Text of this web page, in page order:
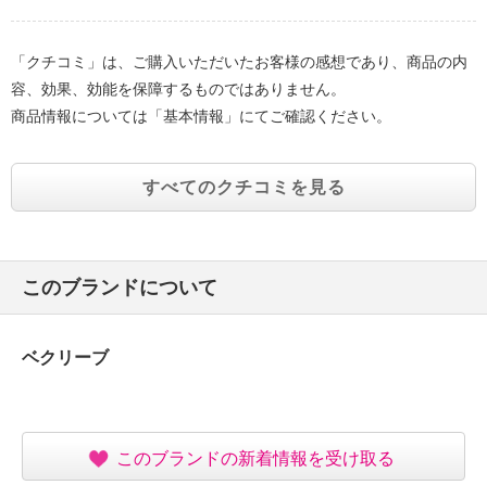
「クチコミ」は、ご購入いただいたお客様の感想であり、商品の内
容、効果、効能を保障するものではありません。
商品情報については「基本情報」にてご確認ください。
すべてのクチコミを見る
このブランドについて
ベクリーブ
このブランドの新着情報を受け取る